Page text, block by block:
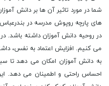
شما در مورد تاثیر آن ها بر دانش
های پارچه روپوش مدرسه در
در روحیه دانش آموزان داشته باشد.
می کنیم. افزایش اعتماد به نفس،
به دانش آموزان امکان می دهد تا
احساس راحتی و اطمینان می دهد.